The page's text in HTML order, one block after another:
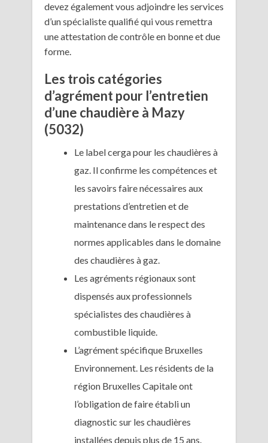
devez également vous adjoindre les services
d’un spécialiste qualifié qui vous remettra
une attestation de contrôle en bonne et due
forme.
Les trois catégories
d’agrément pour l’entretien
d’une chaudière à Mazy
(5032)
Le label cerga pour les chaudières à
gaz. Il confirme les compétences et
les savoirs faire nécessaires aux
prestations d’entretien et de
maintenance dans le respect des
normes applicables dans le domaine
des chaudières à gaz.
Les agréments régionaux sont
dispensés aux professionnels
spécialistes des chaudières à
combustible liquide.
L’agrément spécifique Bruxelles
Environnement. Les résidents de la
région Bruxelles Capitale ont
l’obligation de faire établi un
diagnostic sur les chaudières
installées depuis plus de 15 ans.